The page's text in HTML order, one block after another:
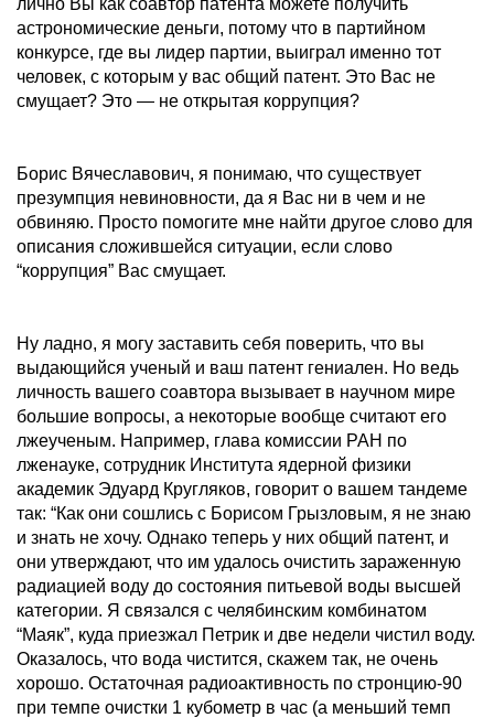
лично Вы как соавтор патента можете получить
астрономические деньги, потому что в партийном
конкурсе, где вы лидер партии, выиграл именно тот
человек, с которым у вас общий патент. Это Вас не
смущает? Это — не открытая коррупция?
Борис Вячеславович, я понимаю, что существует
презумпция невиновности, да я Вас ни в чем и не
обвиняю. Просто помогите мне найти другое слово для
описания сложившейся ситуации, если слово
“коррупция” Вас смущает.
Ну ладно, я могу заставить себя поверить, что вы
выдающийся ученый и ваш патент гениален. Но ведь
личность вашего соавтора вызывает в научном мире
большие вопросы, а некоторые вообще считают его
лжеученым. Например, глава комиссии РАН по
лженауке, сотрудник Института ядерной физики
академик Эдуард Кругляков, говорит о вашем тандеме
так: “Как они сошлись с Борисом Грызловым, я не знаю
и знать не хочу. Однако теперь у них общий патент, и
они утверждают, что им удалось очистить зараженную
радиацией воду до состояния питьевой воды высшей
категории. Я связался с челябинским комбинатом
“Маяк”, куда приезжал Петрик и две недели чистил воду.
Оказалось, что вода чистится, скажем так, не очень
хорошо. Остаточная радиоактивность по стронцию-90
при темпе очистки 1 кубометр в час (а меньший темп